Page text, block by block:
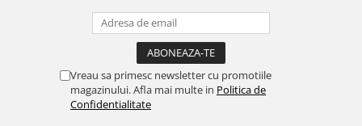
Vreau sa primesc newsletter cu promotiile
magazinului. Afla mai multe in Politica de
Confidentialitate